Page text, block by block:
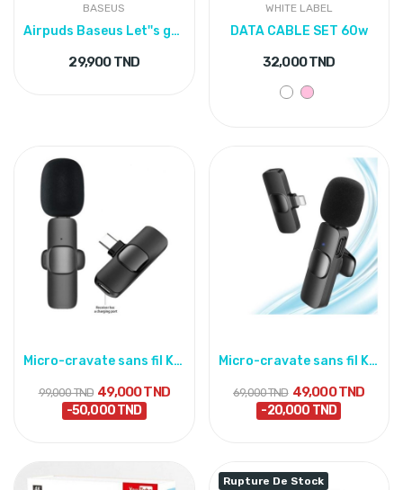
BASEUS
Airpuds Baseus Let''s go Woven Label Hook Case
29,900 TND
WHITE LABEL
DATA CABLE SET 60w
32,000 TND
Micro-cravate sans fil K8 Pour Type C
99,000 TND 49,000 TND
-50,000 TND
Micro-cravate sans fil K8 Pour iphone lighting
69,000 TND 49,000 TND
-20,000 TND
Rupture De Stock